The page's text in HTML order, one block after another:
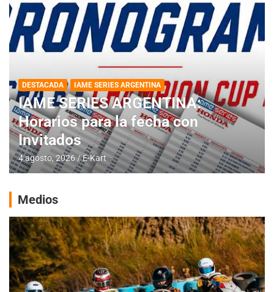
DESTACADA IAME SERIES ARGENTINA
IAME SERIES ARGENTINA:
Horarios para la fecha con
Invitados
4 agosto, 2026 E-Kart
Medios